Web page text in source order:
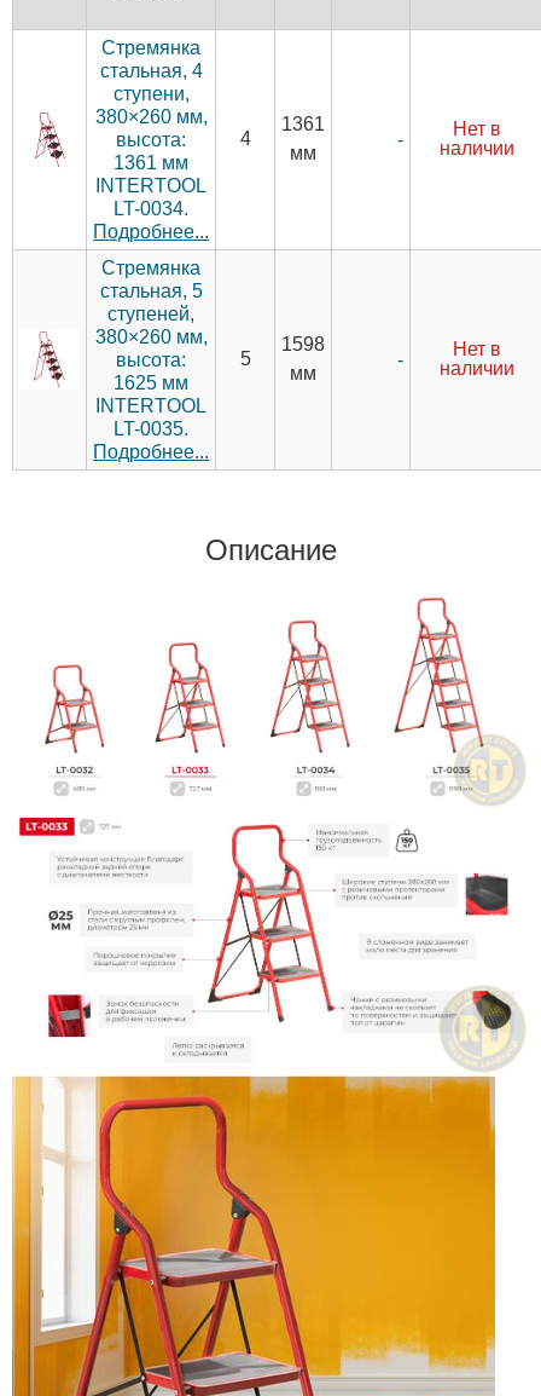
Стремянка
стальная, 4
ступени,
380×260 мм,
высота:
1361 мм
INTERTOOL
LT-0034.
Подробнее...
4
1361
мм
-
Нет в
наличии
Стремянка
стальная, 5
ступеней,
380×260 мм,
высота:
1625 мм
INTERTOOL
LT-0035.
Подробнее...
5
1598
мм
-
Нет в
наличии
Описание